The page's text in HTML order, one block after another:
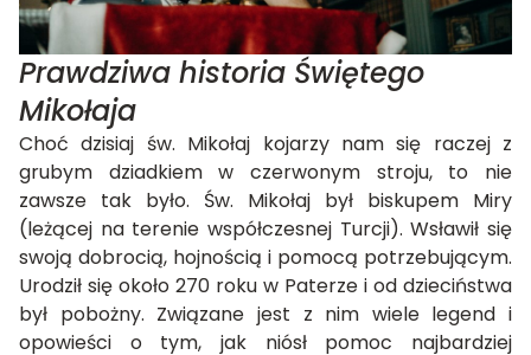
Prawdziwa historia Świętego
Mikołaja
Choć dzisiaj św. Mikołaj kojarzy nam się raczej z
grubym dziadkiem w czerwonym stroju, to nie
zawsze tak było. Św. Mikołaj był biskupem Miry
(leżącej na terenie współczesnej Turcji). Wsławił się
swoją dobrocią, hojnością i pomocą potrzebującym.
Urodził się około 270 roku w Paterze i od dzieciństwa
był pobożny. Związane jest z nim wiele legend i
opowieści o tym, jak niósł pomoc najbardziej